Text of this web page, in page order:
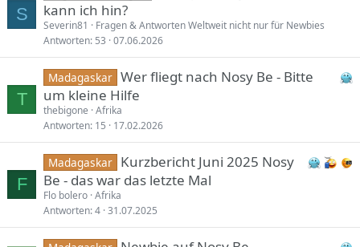
S
kann ich hin?
Severin81
Fragen & Antworten Weltweit nicht nur für Newbies
Antworten 53 07.06.2026
T
Madagaskar Wer fliegt nach Nosy Be - Bitte
um kleine Hilfe
thebigone Afrika
Antworten 15 17.02.2026
F
Madagaskar Kurzbericht Juni 2025 Nosy
Be - das war das letzte Mal
Flo bolero Afrika
Antworten 4 31.07.2025